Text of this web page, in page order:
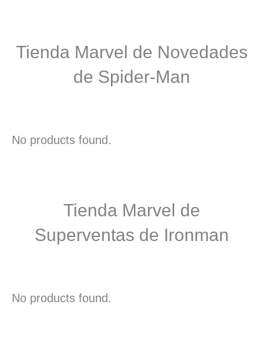
Tienda Marvel de Novedades
de Spider-Man
No products found.
Tienda Marvel de
Superventas de Ironman
No products found.